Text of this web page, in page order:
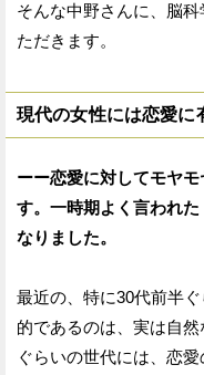
そんな中野さんに、脳
ただきます。
現代の女性には恋愛に
ーー恋愛に対してモヤ
す。一時期よく言われ
なりました。
最近の、特に30代前半
的であるのは、実は自
ぐらいの世代には、恋